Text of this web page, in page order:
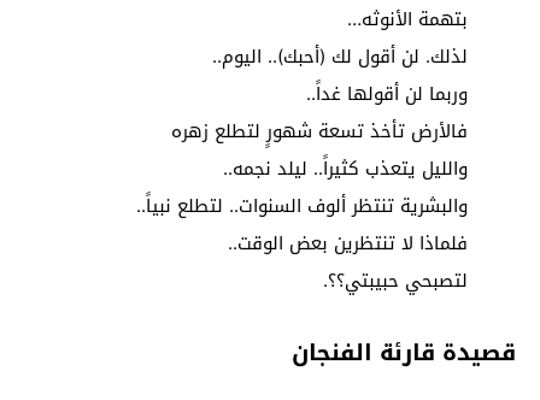
بتهمة الأنوثه…
لذلك. لن أقول لك (أحبك).. اليوم..
وربما لن أقولها غداً..
فالأرض تأخذ تسعة شهورٍ لتطلع زهره
والليل يتعذب كثيراً.. ليلد نجمه..
والبشرية تنتظر ألوف السنوات.. لتطلع نبياً..
فلماذا لا تنتظرين بعض الوقت..
لتصبحي حبيبتي؟؟.
قصيدة قارئة الفنجان